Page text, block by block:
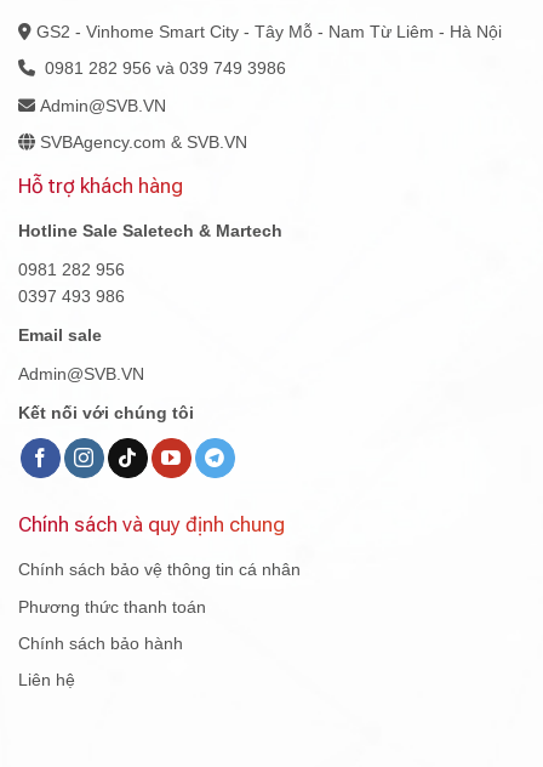
GS2 - Vinhome Smart City - Tây Mỗ - Nam Từ Liêm - Hà Nội
0981 282 956 và 039 749 3986
Admin@SVB.VN
SVBAgency.com & SVB.VN
Hỗ trợ khách hàng
Hotline Sale Saletech & Martech
0981 282 956
0397 493 986
Email sale
Admin@SVB.VN
Kết nối với chúng tôi
Chính sách và quy định chung
Chính sách bảo vệ thông tin cá nhân
Phương thức thanh toán
Chính sách bảo hành
Liên hệ